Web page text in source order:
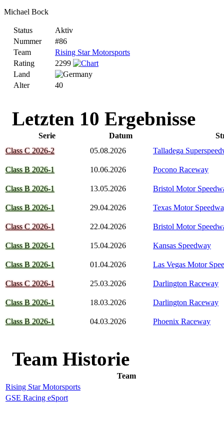
Michael Bock
Status
Aktiv
Nummer
#86
Team
Rising Star Motorsports
Rating
2299
Land
Alter
40
Letzten 10 Ergebnisse
Serie Datum
Class C 2026-2
05.08.2026 Talladega
Class B 2026-1 10.06.2026 Pocono Raceway
Class B 2026-1 13.05.2026 Bristol Motor
Class B 2026-1 29.04.2026 Texas Motor
Class C 2026-1 22.04.2026 Bristol Motor
Class B 2026-1 15.04.2026 Kansas Speedway
Class B 2026-1 01.04.2026 Las Vegas Motor
Class C 2026-1 25.03.2026 Darlington Raceway
Class B 2026-1 18.03.2026 Darlington Raceway
Class B 2026-1 04.03.2026 Phoenix Raceway
Team Historie
Team
Rising Star Motorsports
GSE Racing eSport